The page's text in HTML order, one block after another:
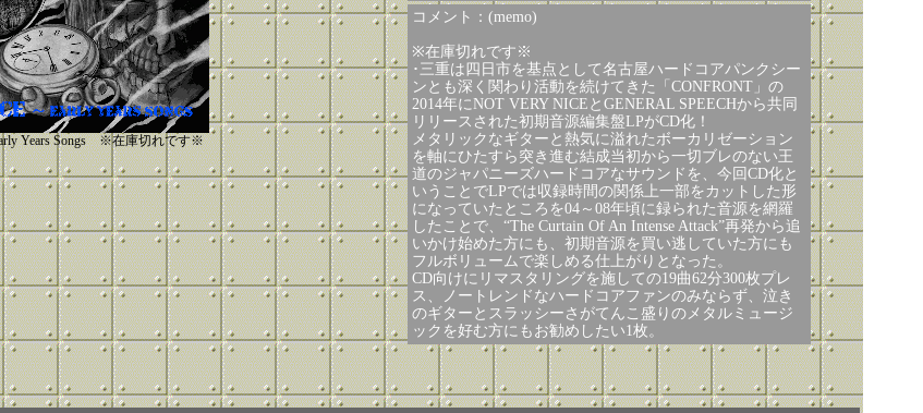
Years Songs ※在庫切れです※
コメント：(memo)
※在庫切れです※
･三重は四日市を基点として名古屋ハードコアパンクシー
ンとも深く関わり活動を続けてきた「CONFRONT」の
2014年にNOT VERY NICEとGENERAL SPEECHから共同
リリースされた初期音源編集盤LPがCD化！
メタリックなギターと熱気に溢れたボーカリゼーション
を軸にひたすら突き進む結成当初から一切ブレのない王
道のジャパニーズハードコアなサウンドを、今回CD化と
いうことでLPでは収録時間の関係上一部をカットした形
になっていたところを04～08年頃に録られた音源を網羅
したことで、“The Curtain Of An Intense Attack”再発から追
いかけ始めた方にも、初期音源を買い逃していた方にも
フルボリュームで楽しめる仕上がりとなった。
CD向けにリマスタリングを施しての19曲62分300枚プレ
ス、ノートレンドなハードコアファンのみならず、泣き
のギターとスラッシーさがてんこ盛りのメタルミュージ
ックを好む方にもお勧めしたい1枚。